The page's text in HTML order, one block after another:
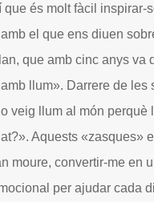
que és molt fàcil inspirar-
el que ens diuen
que amb cinc anys va
llum». Darrere de les
veig llum al món perquè
Aquests «zasques»
moure, convertir-me en
per ajudar cada